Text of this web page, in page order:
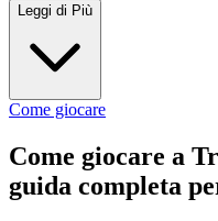
Leggi di Più
Come giocare
Come giocare a
guida completa